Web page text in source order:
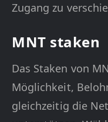
Zugang zu
MNT staken
Das Staken von
Möglichkeit,
gleichzeitig die